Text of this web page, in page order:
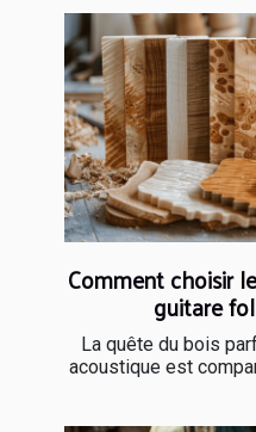
Comment choisir
guitare
La quête du bois
acoustique est